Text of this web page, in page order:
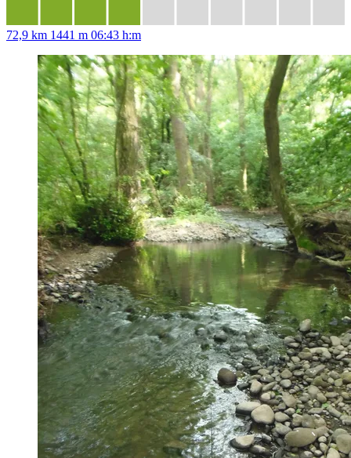
72,9 km 1441 m 06:43 h:m